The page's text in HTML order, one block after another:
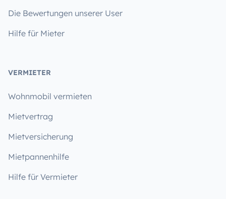
Die Bewertungen unserer User
Hilfe für Mieter
VERMIETER
Wohnmobil vermieten
Mietvertrag
Mietversicherung
Mietpannenhilfe
Hilfe für Vermieter